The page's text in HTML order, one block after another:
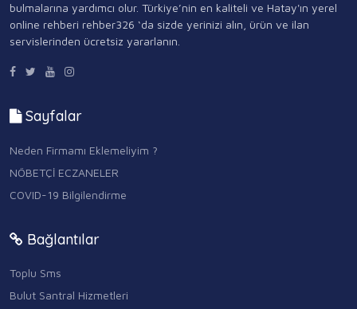
bulmalarına yardımcı olur. Türkiye’nin en kaliteli ve Hatay'ın yerel
online rehberi rehber326 ‘da sizde yerinizi alın, ürün ve ilan
servislerinden ücretsiz yararlanın.
Sayfalar
Neden Firmamı Eklemeliyim ?
NÖBETÇİ ECZANELER
COVID-19 Bilgilendirme
Bağlantılar
Toplu Sms
Bulut Santral Hizmetleri